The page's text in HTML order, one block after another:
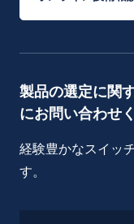
製品の選定に関
にお問い合わせ
経験豊かなスイッ
す。